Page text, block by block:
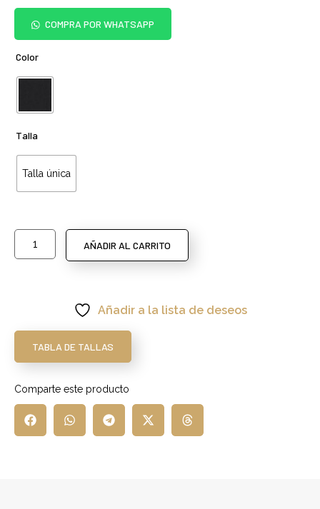
COMPRA POR WHATSAPP
Color
Talla
Talla única
AÑADIR AL CARRITO
Añadir a la lista de deseos
TABLA DE TALLAS
Comparte este producto